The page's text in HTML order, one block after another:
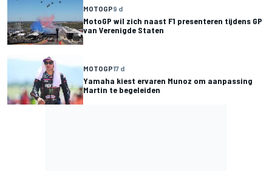
MOTOGP9 d
MotoGP wil zich naast F1 presenteren tijdens GP
van Verenigde Staten
MOTOGP17 d
Yamaha kiest ervaren Munoz om aanpassing
Martin te begeleiden